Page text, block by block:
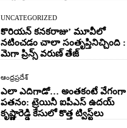
UNCATEGORIZED
కొరియన్ కనకరాజు’ మూవీలో
నటించడం చాలా సంతృప్తినిచ్చింది :
మెగా ప్రిన్స్ వరుణ్ తేజ్
ఆంధ్రప్రదేశ్
ఎలా ఎదిగాడో… అంతకంటే వేగంగా
పతనం: ట్రెయినీ ఐపీఎస్ ఉదయ్
కృష్ణారెడ్డి కేసులో కొత్త ట్విస్ట్‌లు